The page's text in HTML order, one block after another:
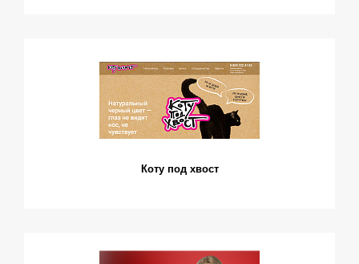
Коту под хвост